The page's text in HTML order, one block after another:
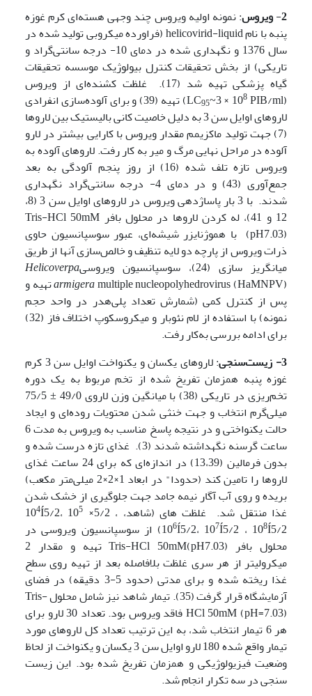
2
-ویروس: نمونه اولیه ویروس چند وجهی هسته‌ای کرم غوزه
پنبه با نام helicovirid-liquid (فراورده میکروبی تولید شده در
سال 1376 و نگهداری شده در دمای 10- درجه سانتی‌گراد و
تاریکی) از بخش تحقیقات کنترل بیولوژیک موسسه تحقیقات
گیاه پزشکی تهیه شد (17). غلظت کشنده‌ای از ویروس
(LC
95~3 × 108
PIB/ml) تهیه (39) و برای آلوده‌سازی انفرادی
لاروهای اوایل سن 3 به دلیل خاصیت کانی بالیستیک بین لاروها
(7) جهت تولید ماکزیمم مقدار ویروس با کارایی بیشتر در لارو
آلوده در مراحل نهایی مرگ و میر به کار رفت. لاروهای آلوده به
ویروس تازه تلف شده (16) از روز پنجم آلودگی به بعد
جمع‌آوری (43) و در دمای 4- درجه سانتی‌گراد نگهداری
شدند. با 3 بار پاساژدهی ویروس در لاروهای اوایل سن 3 (8،
12 و 41)، له کردن لاروها در محلول بافر Tris-HCl 50mM
(pH7.03) با هموژنایزر شیشه‌ای، عبور سوسپانسیون حاوی
ذرات ویروس از پارچه دو لایه تنظیف و خالص‌سازی آنها از طریق
میانگریز سازی (24)، سوسپانسیون ویروسی
Helicoverpa
armigeramultiple nucleopolyhedrovirus (HaMNPV) تهیه و
پس از کنترل کمی (شمارش تعداد پلی‌هدر در واحد حجم
نمونه) با استفاده از لام نئوبار و میکروسکوپ اختلاف فاز (32)
برای ادامه بررسی به‌کار رفت.
3- زیست‌سنجی
:
لاروهای یکسان و یکنواخت اوایل سن 3 کرم
غوزه پنبه همزمان تفریخ شده از تخم مربوط به یک دوره
تخم‌ریزی در تاریکی (38) با میانگین وزن لاروی 49/0 ± 75/5
میلی‌گرم انتخاب و جهت خنثی شدن محتویات روده‌ای و ایجاد
حالت یکنواختی و در نتیجه پاسخ مناسب به ویروس به مدت 6
ساعت گرسنه نگهداشته شدند (3). غذای تازه درست شده و
بدون فرمالین (13،39) در اندازه‌ای که برای 24 ساعت غذای
لاروها را تامین کند (حدودا" در ابعاد 1×2×2 میلی‌متر مکعب)
بریده و روی آب آگار نیمه جامد جهت جلوگیری از خشک شدن
غذا منتقل شد. غلظت های (شاهد، 10
4Í5/2، 105 ×5/2 ،
106Í5/2، 107Í5/2 ، 108
Í5/2) از سوسپانسیون ویروسی در
محلول بافر Tris-HCl 50mM(pH7.03) تهیه و مقدار 2
میکرولیتر از هر سری غلظت بلافاصله بعد از تهیه روی سطح
غذا ریخته شده و برای مدتی (حدود 5-3 دقیقه) در فضای
آزمایشگاه قرار گرفت (35). تیمار شاهد نیز شامل محلول Tris-
HCl 50mM (pH=7.03) فاقد ویروس بود. تعداد 30 لارو برای
هر 6 تیمار انتخاب شد، به این ترتیب تعداد کل لاروهای مورد
تیمار واقع شده 180 لارو اوایل سن 3 یکسان و یکنواخت از لحاظ
وضعیت فیزیولوژیکی و همزمان تفریخ شده بود. این زیست
سنجی در سه تکرار انجام شد.